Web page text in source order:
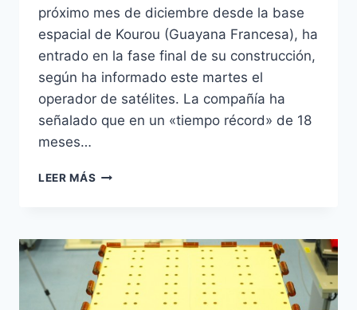
próximo mes de diciembre desde la base
espacial de Kourou (Guayana Francesa), ha
entrado en la fase final de su construcción,
según ha informado este martes el
operador de satélites. La compañía ha
señalado que en un «tiempo récord» de 18
meses…
LEER MÁS FASE
DEL
SATÉLITE
AMAZONAS
4A